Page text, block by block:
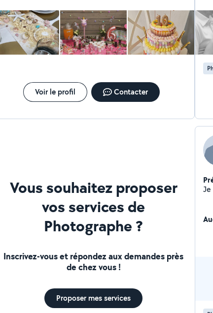
Voir le profil Contacter
extérieur.
ou
Vous souhaitez proposer
vos services de
Photographe ?
Inscrivez-vous et répondez aux demandes près
de chez vous !
Proposer mes services